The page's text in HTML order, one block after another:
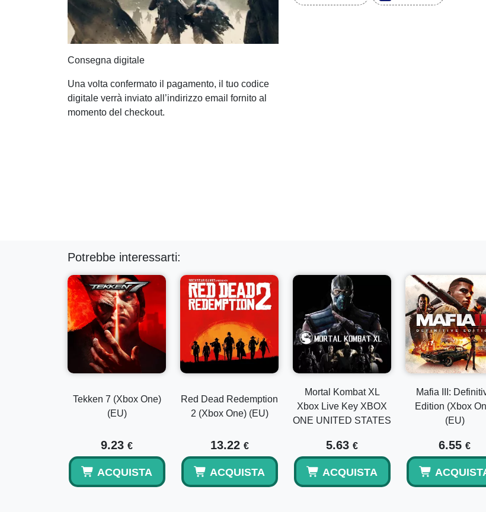
Consegna digitale
Una volta confermato il pagamento, il tuo codice
digitale verrà inviato all’indirizzo email fornito al
momento del checkout.
Potrebbe interessarti:
Tekken 7 (Xbox One)
(EU)
9.23 €
ACQUISTA
Red Dead Redemption
2 (Xbox One) (EU)
13.22 €
ACQUISTA
Mortal Kombat XL
Xbox Live Key XBOX
ONE UNITED STATES
5.63 €
ACQUISTA
Mafia III:
Edition (Xbox
(EU)
6.55 €